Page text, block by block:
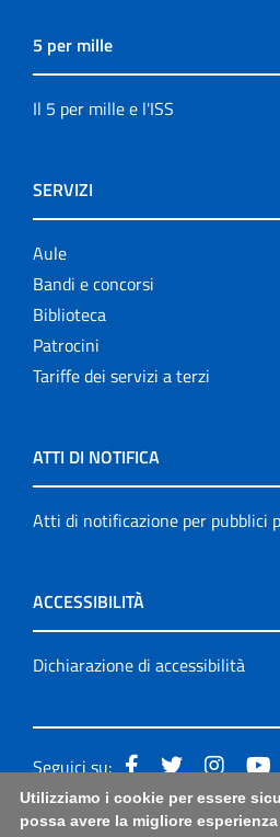
5 per mille
Il 5 per mille e l'ISS
SERVIZI
Aule
Bandi e concorsi
Biblioteca
Patrocini
Tariffe dei servizi a terzi
ATTI DI NOTIFICA
Atti di notificazione per pubblici
ACCESSIBILITÀ
Dichiarazione di accessibilità
Seguici su:
Accessibilità: form di
Utilizziamo i cookie per essere
possa avere la migliore